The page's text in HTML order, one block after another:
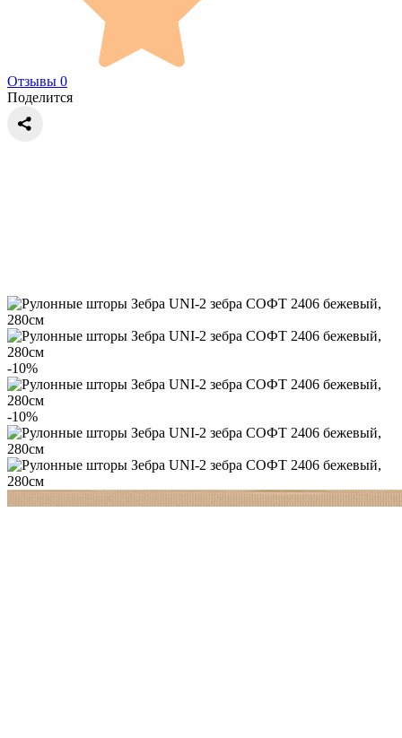
Отзывы 0
Поделится
-10%
-10%